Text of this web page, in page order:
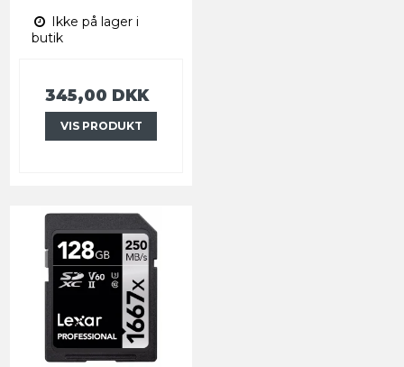
Ikke på lager i
butik
345,00 DKK
VIS PRODUKT